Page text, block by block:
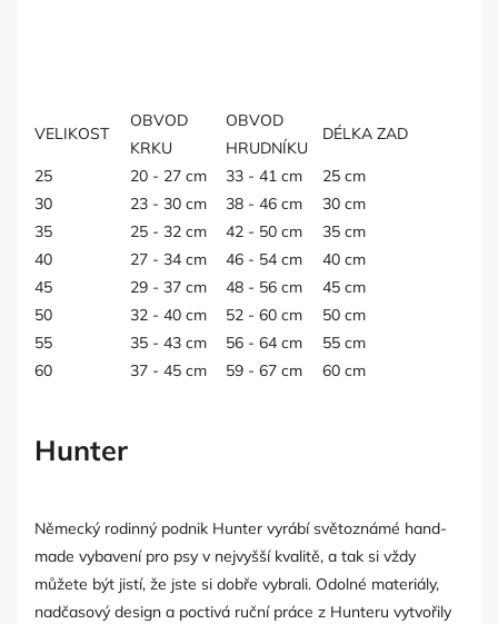
VELIKOST
OBVOD
KRKU
OBVOD
HRUDNÍKU
DÉLKA ZAD
25 20 - 27 cm 33 - 41 cm
25 cm
30
23 - 30 cm 38 - 46 cm
30 cm
35
25 - 32 cm 42 - 50 cm
35 cm
40
27 - 34 cm 46 - 54 cm
40 cm
45
29 - 37 cm 48 - 56 cm
45 cm
50
32 - 40 cm 52 - 60 cm
50 cm
55
35 - 43 cm 56 - 64 cm
55 cm
60
37 - 45 cm 59 - 67 cm 60 cm
Hunter
Německý rodinný podnik Hunter vyrábí světoznámé hand-
made vybavení pro psy v nejvyšší kvalitě, a tak si vždy
můžete být jistí, že jste si dobře vybrali. Odolné materiály,
nadčasový design a poctivá ruční práce z Hunteru vytvořily